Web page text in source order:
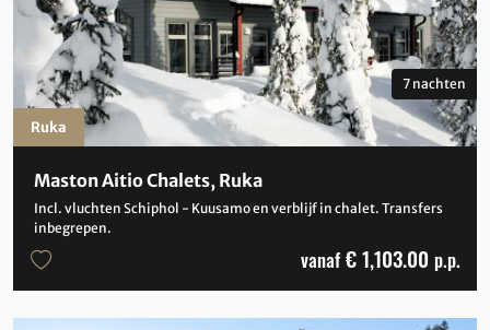
Maston Aitio Chalets, Ruka
Incl. vluchten Schiphol - Kuusamo en verblijf in chalet. Transfers
inbegrepen.
7 nachten
vanaf € 1,103.00 p.p.
Ruka